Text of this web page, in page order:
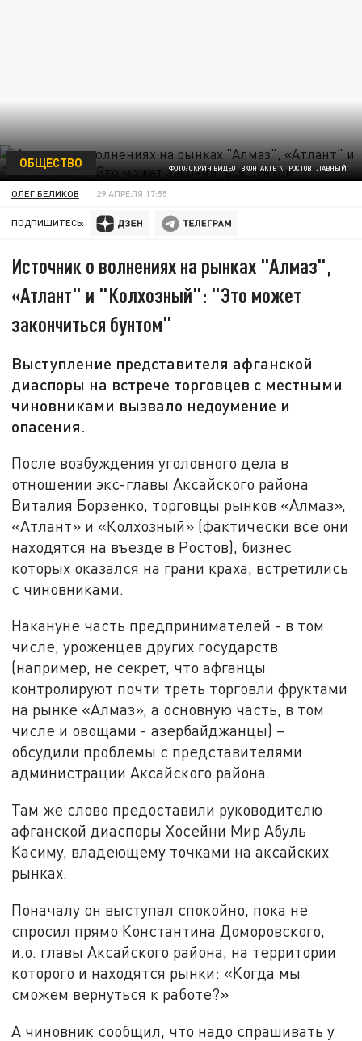
ФОТО: СКРИН ВИДЕО "ВКОНТАКТЕ"\ "РОСТОВ ГЛАВНЫЙ"
ОБЩЕСТВО
ОЛЕГ БЕЛИКОВ 29 АПРЕЛЯ 17:55
ПОДПИШИТЕСЬ:
Источник о волнениях на рынках "Алмаз",
«Атлант" и "Колхозный": "Это может
закончиться бунтом"
Выступление представителя афганской
диаспоры на встрече торговцев с местными
чиновниками вызвало недоумение и
опасения.
После возбуждения уголовного дела в
отношении экс-главы Аксайского района
Виталия Борзенко, торговцы рынков «Алмаз»,
«Атлант» и «Колхозный» (фактически все они
находятся на въезде в Ростов), бизнес
которых оказался на грани краха, встретились
с чиновниками.
Накануне часть предпринимателей - в том
числе, уроженцев других государств
(например, не секрет, что афганцы
контролируют почти треть торговли фруктами
на рынке «Алмаз», а основную часть, в том
числе и овощами - азербайджанцы) –
обсудили проблемы с представителями
администрации Аксайского района.
Там же слово предоставили руководителю
афганской диаспоры Хосейни Мир Абуль
Касиму, владеющему точками на аксайских
рынках.
Поначалу он выступал спокойно, пока не
спросил прямо Константина Доморовского,
и.о. главы Аксайского района, на территории
которого и находятся рынки: «Когда мы
сможем вернуться к работе?»
А чиновник сообщил, что надо спрашивать у